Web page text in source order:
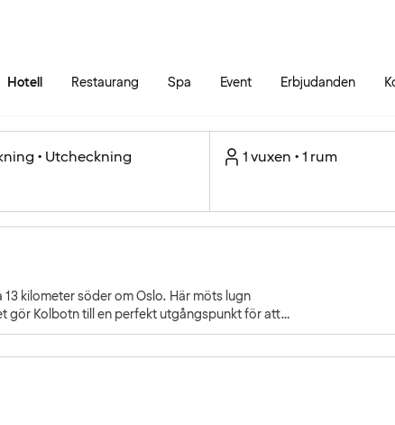
Hotell Restaurang Spa Event Erbjudanden
• Utcheckning 1 vuxen • 1 rum
kilometer söder om Oslo. Här möts lugn
gör Kolbotn till en perfekt utgångspunkt för att